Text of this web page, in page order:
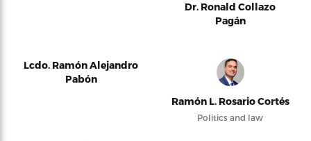
Dr. Ronald Collazo
Pagán
Lcdo. Ramón Alejandro
Pabón
Ramón L. Rosario Cortés
Politics and law